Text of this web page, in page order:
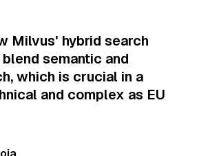
Milvus' hybrid search
semantic and
which is crucial in a
and complex as EU